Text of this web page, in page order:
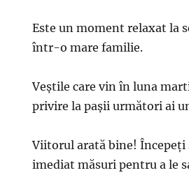
Este un moment relaxat la
într-o mare familie.
Veştile care vin în luna
privire la paşii următori ai
Viitorul arată bine! Începeţi
imediat măsuri pentru a le